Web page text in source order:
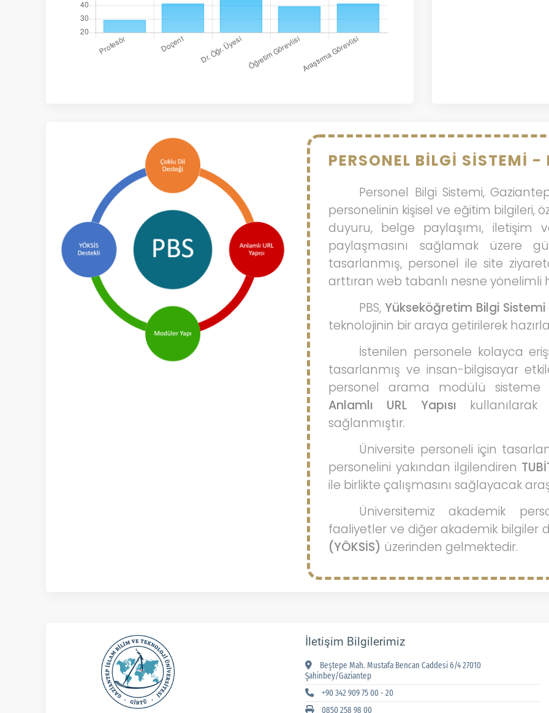
PERSONEL BİLGİ SİSTEMİ -
Personel Bilgi Sistemi,
personelinin kişisel ve eğitim bilgileri,
duyuru, belge paylaşımı, iletişim
paylaşmasını sağlamak üzere
tasarlanmış, personel ile site
arttıran web tabanlı nesne yönelimli
PBS, Yükseköğretim Bilgi Sistemi
teknolojinin bir araya getirilerek
İstenilen personele kolayca
tasarlanmış ve insan-bilgisayar
personel arama modülü sisteme
Anlamlı URL Yapısı kullanılarak
sağlanmıştır.
Üniversite personeli için
personelini yakından ilgilendiren
ile birlikte çalışmasını sağlayacak
Üniversitemiz akademik
faaliyetler ve diğer akademik bilgiler
(YÖKSİS) üzerinden gelmektedir.
İletişim Bilgilerimiz
Beştepe Mah. Mustafa Bencan Caddesi 6/4 27010
Şahinbey/Gaziantep
+90 342 909 75 00 - 20
0850 258 98 00